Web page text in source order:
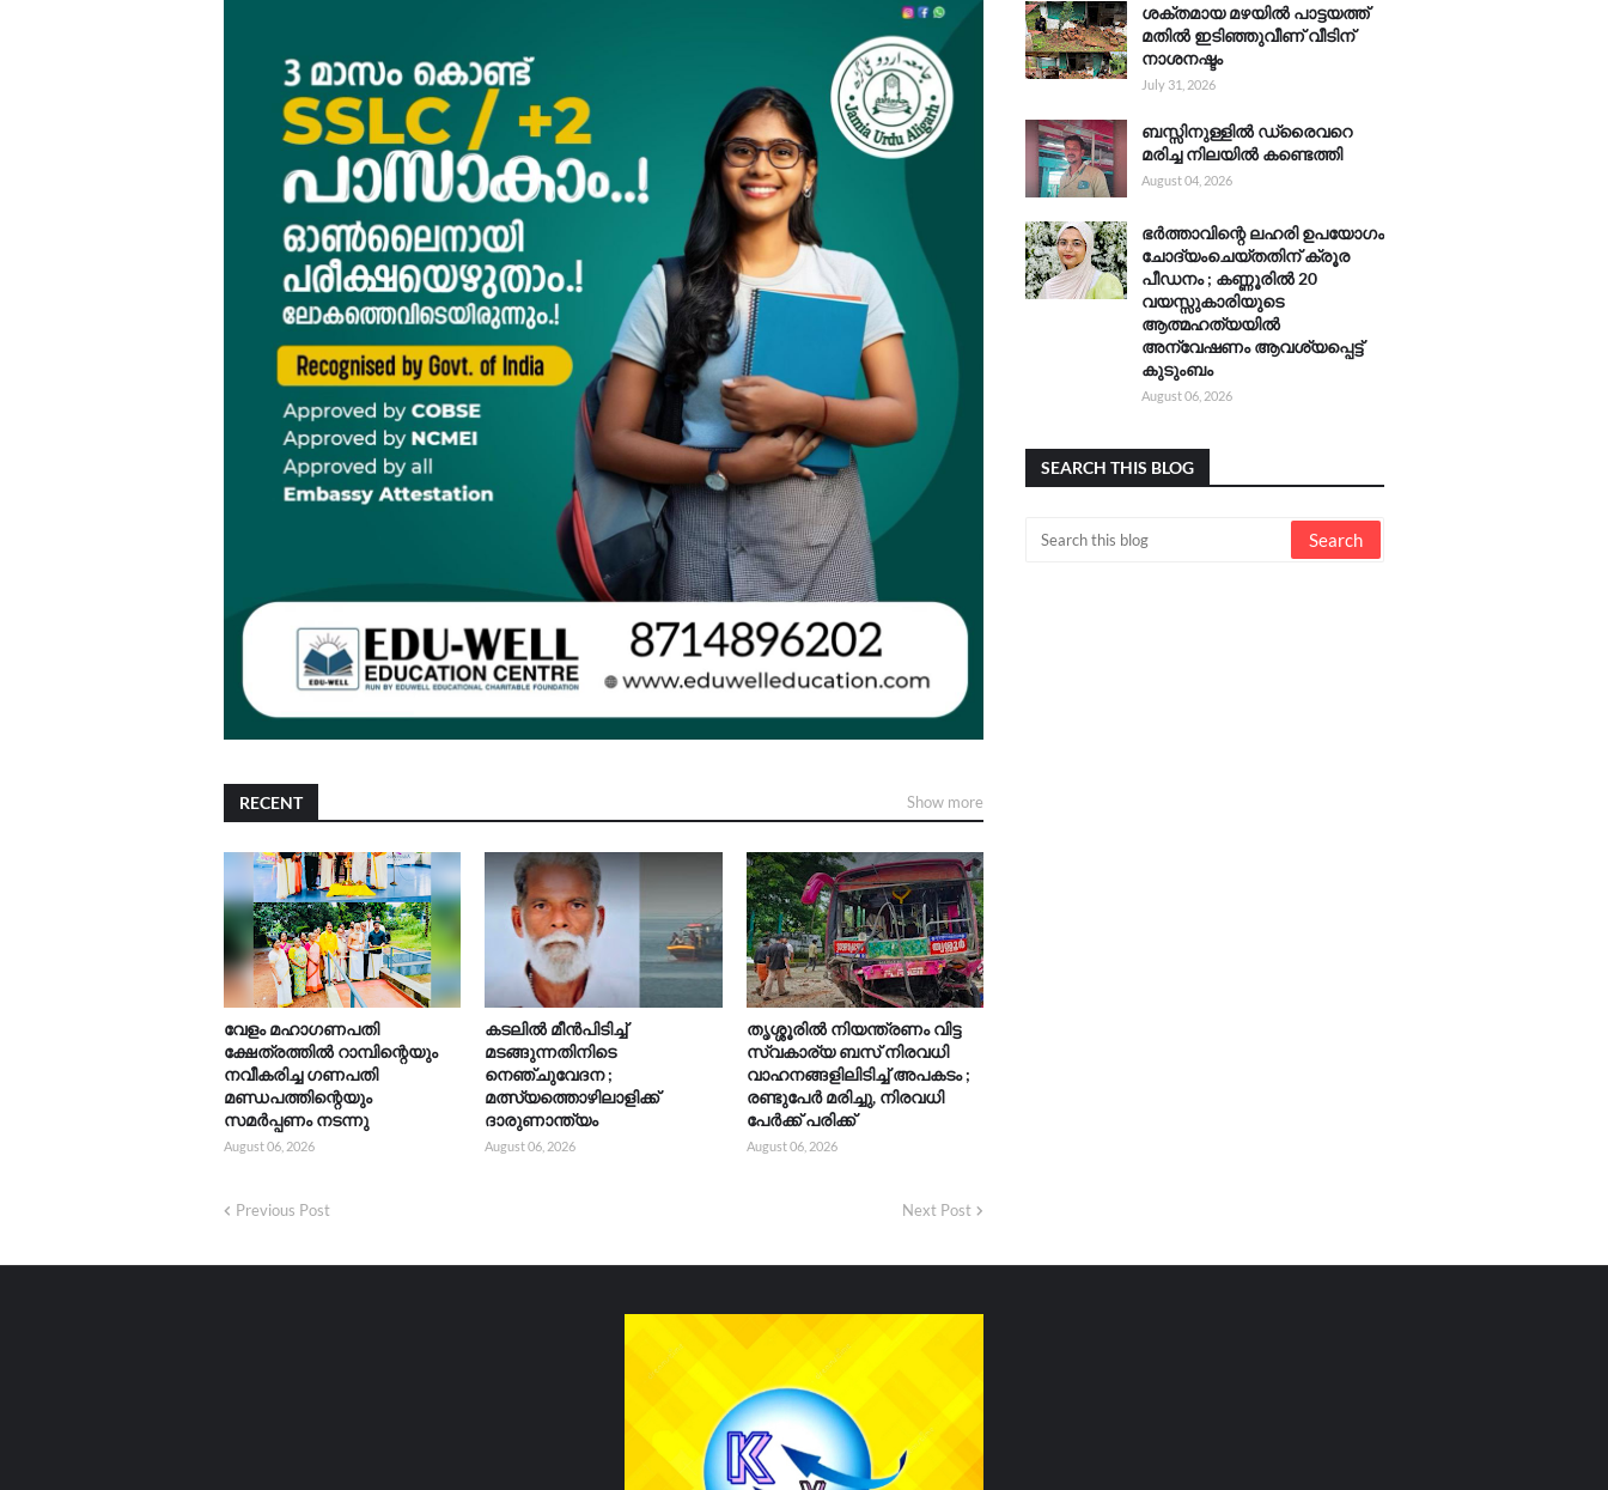
RECENT Show more
വേളം മഹാഗണപതി
ക്ഷേത്രത്തിൽ റാമ്പിന്റെയും
നവീകരിച്ച ഗണപതി
മണ്ഡപത്തിന്റെയും
സമർപ്പണം നടന്നു
August 06, 2026
കടലിൽ മീൻപിടിച്ച്
മടങ്ങുന്നതിനിടെ
നെഞ്ചുവേദന ;
മത്സ്യത്തൊഴിലാളിക്ക്
ദാരുണാന്ത്യം
August 06, 2026
തൃശ്ശൂരിൽ നിയന്ത്രണം വിട്ട
സ്വകാര്യ ബസ് നിരവധി
വാഹനങ്ങളിലിടിച്ച് അപകടം ;
രണ്ടുപേർ മരിച്ചു, നിരവധി
പേർക്ക് പരിക്ക്
August 06, 2026
Previous Post Next Post
ശക്തമായ മഴയിൽ പാട്ടയത്ത്
മതിൽ ഇടിഞ്ഞുവീണ് വീടിന്
നാശനഷ്ടം
July 31, 2026
ബസ്സിനുള്ളിൽ ഡ്രൈവറെ
മരിച്ച നിലയിൽ കണ്ടെത്തി
August 04, 2026
ഭർത്താവിന്റെ ലഹരി ഉപയോഗം
ചോദ്യംചെയ്തതിന് ക്രൂര
പീഡനം ; കണ്ണൂരിൽ 20
വയസ്സുകാരിയുടെ
ആത്മഹത്യയിൽ
അന്വേഷണം ആവശ്യപ്പെട്ട്
കുടുംബം
August 06, 2026
SEARCH THIS BLOG